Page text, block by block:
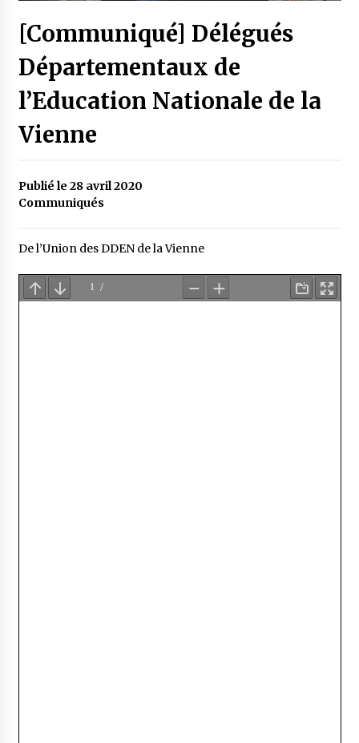
[Communiqué] Délégués
Départementaux de
l’Education Nationale de la
Vienne
Publié le 28 avril 2020
Communiqués
De l’Union des DDEN de la Vienne